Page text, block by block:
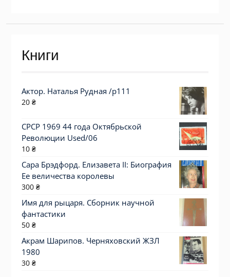
Книги
Актор. Наталья Рудная /p111
20 ₴
СРСР 1969 44 года Октябрьской
Революции Used/06
10 ₴
Сара Брэдфорд. Елизавета II: Биография
Ее величества королевы
300 ₴
Имя для рыцаря. Сборник научной
фантастики
50 ₴
Акрам Шарипов. Черняховский ЖЗЛ
1980
30 ₴